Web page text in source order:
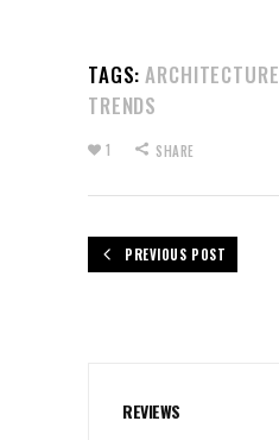
TAGS: ARCHITECTURE
TRENDS
1 SHARE
PREVIOUS POST
REVIEWS